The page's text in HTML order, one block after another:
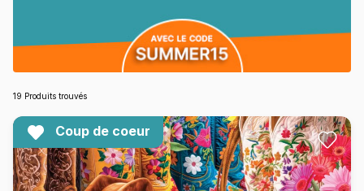
19 Produits trouvés
Coup de coeur